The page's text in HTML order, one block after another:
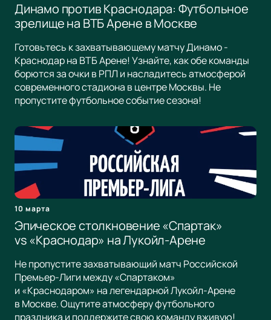
Динамо против Краснодара: Футбольное
зрелище на ВТБ Арене в Москве
Готовьтесь к захватывающему матчу Динамо -
Краснодар на ВТБ Арене! Узнайте, как обе команды
борются за очки в РПЛ и насладитесь атмосферой
современного стадиона в центре Москвы. Не
пропустите футбольное событие сезона!
10 марта
Эпическое столкновение «Спартак»
vs «Краснодар» на Лукойл-Арене
Не пропустите захватывающий матч Российской
Премьер-Лиги между «Спартаком»
и «Краснодаром» на легендарной Лукойл-Арене
в Москве. Ощутите атмосферу футбольного
праздника и поддержите свою команду вживую!